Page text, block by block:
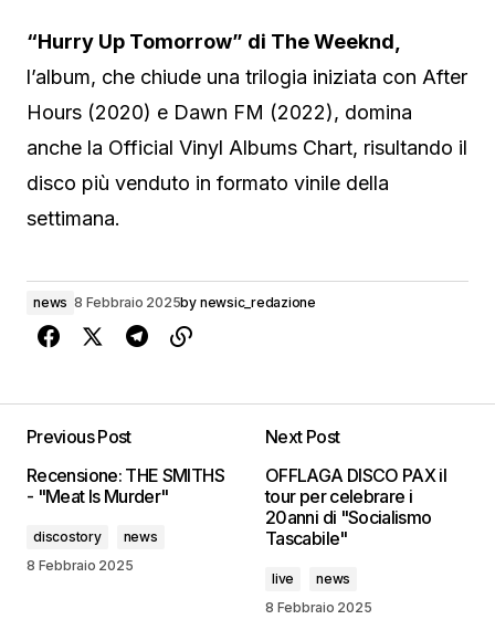
“Hurry Up Tomorrow” di The Weeknd,
l’album, che chiude una trilogia iniziata con After
Hours (2020) e Dawn FM (2022), domina
anche la Official Vinyl Albums Chart, risultando il
disco più venduto in formato vinile della
settimana.
news 8 Febbraio 2025by newsic_redazione
Previous Post
Recensione: THE SMITHS
- "Meat Is Murder"
discostory
news
8 Febbraio 2025
Next Post
OFFLAGA DISCO PAX il
tour per celebrare i
20anni di "Socialismo
Tascabile"
live
news
8 Febbraio 2025